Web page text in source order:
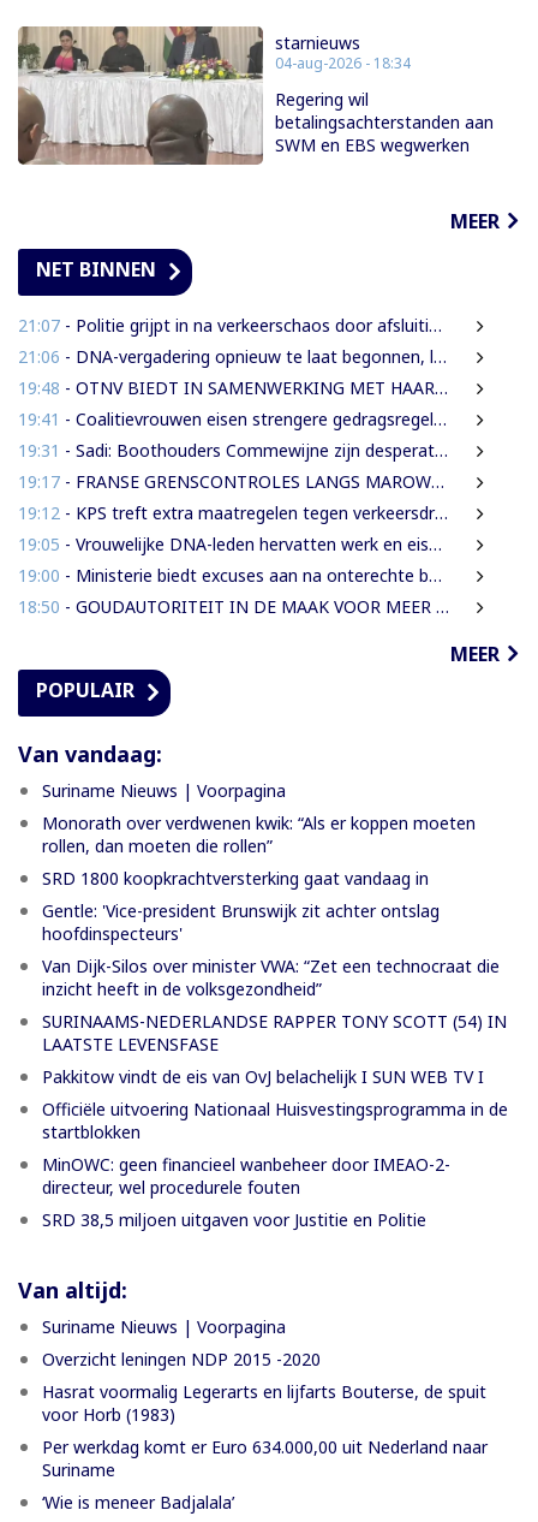
starnieuws
04-aug-2026 - 18:34
Regering wil
betalingsachterstanden aan
SWM en EBS wegwerken
MEER
NET BINNEN
21:07 - Politie grijpt in na verkeerschaos door afsluiting Domineestraat
21:06 - DNA-vergadering opnieuw te laat begonnen, leden eisen aanpak laatkomers
19:48 - OTNV BIEDT IN SAMENWERKING MET HAAR INTERNATIONALE PARTNERS 200 GRATIS STUDIEBEURZEN AAN TECHNISCH TALENT
19:41 - Coalitievrouwen eisen strengere gedragsregels in DNA na uitspraak Van Samson
19:31 - Sadi: Boothouders Commewijne zijn desperate, wachten 6 jaren op tariefaanpassing
19:17 - FRANSE GRENSCONTROLES LANGS MAROWIJNERIVIER WEDEROM FORS AANGESCHERPT
19:12 - KPS treft extra maatregelen tegen verkeersdrukte binnenstad
19:05 - Vrouwelijke DNA-leden hervatten werk en eisen strengere gedragsregels na uitlating Van Samson
19:00 - Ministerie biedt excuses aan na onterechte beschuldigingen tegen IMEAO 2-directeur
18:50 - GOUDAUTORITEIT IN DE MAAK VOOR MEER ORDENING EN INKOMSTEN
MEER
POPULAIR
Van vandaag:
Suriname Nieuws | Voorpagina
Monorath over verdwenen kwik: “Als er koppen moeten
rollen, dan moeten die rollen”
SRD 1800 koopkrachtversterking gaat vandaag in
Gentle: 'Vice-president Brunswijk zit achter ontslag
hoofdinspecteurs'
Van Dijk-Silos over minister VWA: “Zet een technocraat die
inzicht heeft in de volksgezondheid”
SURINAAMS-NEDERLANDSE RAPPER TONY SCOTT (54) IN
LAATSTE LEVENSFASE
Pakkitow vindt de eis van OvJ belachelijk I SUN WEB TV I
Officiële uitvoering Nationaal Huisvestingsprogramma in de
startblokken
MinOWC: geen financieel wanbeheer door IMEAO-2-
directeur, wel procedurele fouten
SRD 38,5 miljoen uitgaven voor Justitie en Politie
Van altijd:
Suriname Nieuws | Voorpagina
Overzicht leningen NDP 2015 -2020
Hasrat voormalig Legerarts en lijfarts Bouterse, de spuit
voor Horb (1983)
Per werkdag komt er Euro 634.000,00 uit Nederland naar
Suriname
‘Wie is meneer Badjalala’